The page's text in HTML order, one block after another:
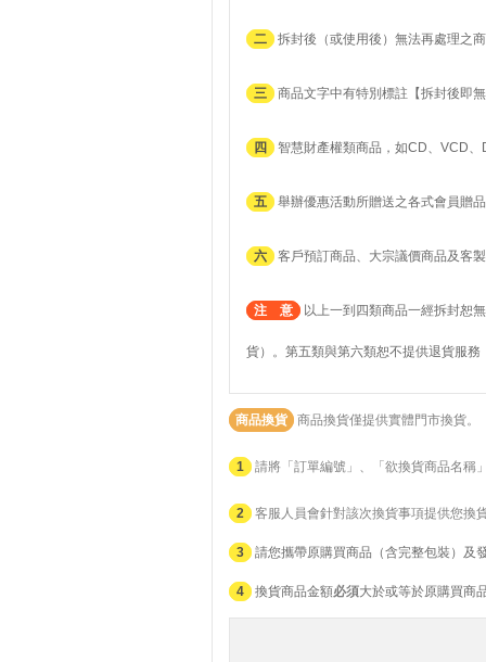
二 拆封後（或使用後）無法再處理之
三 商品文字中有特別標註【拆封後即
四 智慧財產權類商品，如CD、VCD
五 舉辦優惠活動所贈送之各式會員贈品
六 客戶預訂商品、大宗議價商品及客
注 意 以上一到四類商品一經拆封恕
貨）。第五類與第六類恕不提供退貨服
商品換貨 商品換貨僅提供實體門市換貨。
1 請將「訂單編號」、「欲換貨商品名稱
2 客服人員會針對該次換貨事項提供您換
3 請您攜帶原購買商品（含完整包裝）及
4 換貨商品金額必須大於或等於原購買商